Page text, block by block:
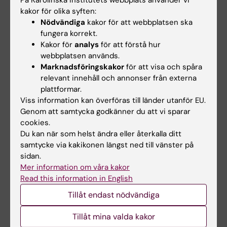
via de dokumenterade sessionerna.
De handledningsuppdrag som ska utgöra
underlag för handledning på handledning ska
påbörjas i samband med kursstarten.
Deltagaren genomför handledning av grupper
i klinisk miljö, vilket innefattar kontakt- och
kontraktsfas. Handledningsuppdragen
förankras i handledning på handledning så att
bedömning om lämplighet kopplat till kursens
mål kan diskuteras.
I moment 2, 3 och 4 sker undervisningen i
form av föreläsningar, seminarier och
gruppövningar samt självstudier av
kurslitteratur. Deltagarna genomför
kakor för olika syften:
Nödvändiga kakor för att webbplatsen ska
fungera korrekt.
Kakor för analys för att förstå hur
webbplatsen används.
Marknadsföringskakor för att visa och spåra
relevant innehåll och annonser från externa
plattformar.
Viss information kan överföras till länder utanför EU.
Genom att samtycka godkänner du att vi sparar
cookies.
Du kan när som helst ändra eller återkalla ditt
samtycke via kakikonen längst ned till vänster på
sidan.
Mer information om våra kakor
Read this information in English
Tillåt endast nödvändiga
Tillåt mina valda kakor